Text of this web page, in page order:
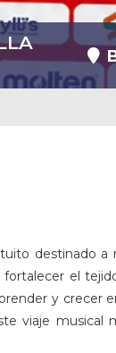
destinado
el
y crecer
viaje musical